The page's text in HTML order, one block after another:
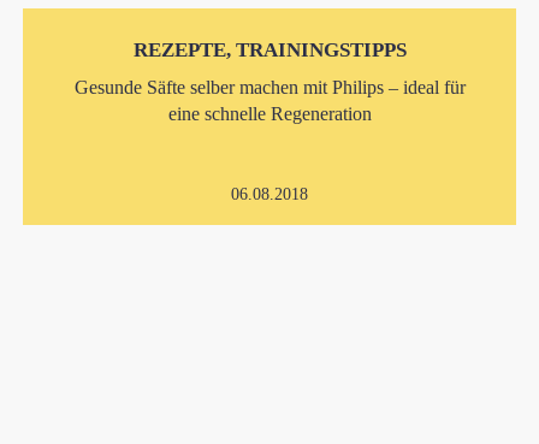
REZEPTE, TRAININGSTIPPS
Gesunde Säfte selber machen mit Philips – ideal für
eine schnelle Regeneration
06.08.2018